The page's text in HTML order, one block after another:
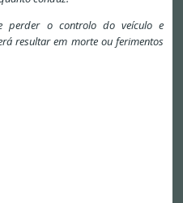
perder o controlo do veículo e
resultar em morte ou ferimentos